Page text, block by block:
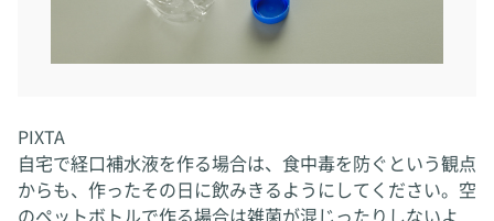
PIXTA
自宅で経口補水液を作る場合は、食中毒を防ぐという観点
からも、作ったその日に飲みきるようにしてください。空
のペットボトルで作る場合は雑菌が混じったりしないよ